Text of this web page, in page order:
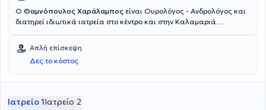
Ο Θαμνόπουλος Χαράλαμπος είναι Ουρολόγος - Ανδρολόγος και
διατηρεί ιδιωτικά ιατρεία στο κέντρο και στην Καλαμαριά
Δημοκρίτειου Πανεπιστημίου Θράκης με μετεκπαίδευση στην
Λαπαροσκοπική - Ρομποτική Ουρολογία στη Γαλλία και κατέχει τον
τίτλο Fellow of the European Board of Urology (FEBU) κατόπιν
εξετάσεων. Ειδικεύτηκε στην Ουρολογία στο Γενικό Νομαρχιακό
"Ιπποκράτειο", στο οποίο διατέλεσε και Επιμελητής. Έχει επίσης
διατελέσει Επιμελητής στην Ουρολογική κλινική του Αντικαρκινικού
Απλή επίσκεψη
Δες το κόστος
Ιατρείο 1Ιατρείο 2